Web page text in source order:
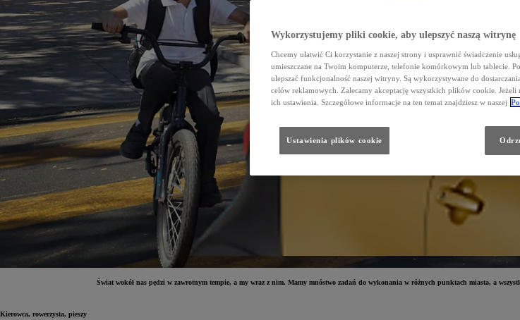
Świat wokół nas pędzi w zawrotnym tempie, a my wraz z nim. Mamy mnóstwo zadań do wykonania w różnych punktach miasta, a
Kierowca, rowerzysta, pieszy
Wykorzystujemy pliki cookie, aby ulepszyć naszą witrynę
Chcemy ułatwić Ci korzystanie z naszej strony i usprawnić świadczenie
umieszczane na Twoim komputerze, telefonie komórkowym lub tablecie.
ulepszać funkcjonalność naszej witryny. Są wykorzystywane do
celów reklamowych. Zalecamy akceptację wszystkich plików cookie. Jeżeli
ich ustawienia. Szczegółowe informacje na ten temat znajdziesz w naszej
Ustawienia plików cookie